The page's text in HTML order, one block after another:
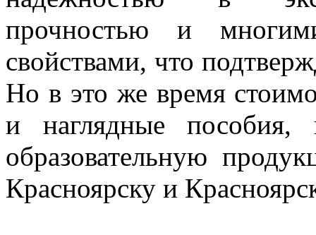
прочностью и
свойствами, что
Но в это же время
и наглядные
образовательную
Красноярску и